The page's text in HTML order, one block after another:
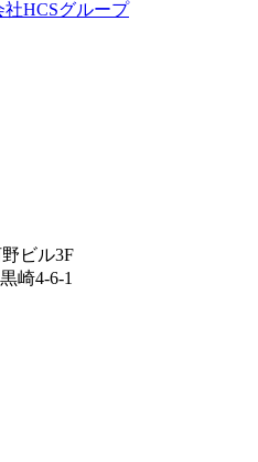
ビル3F
崎4-6-1